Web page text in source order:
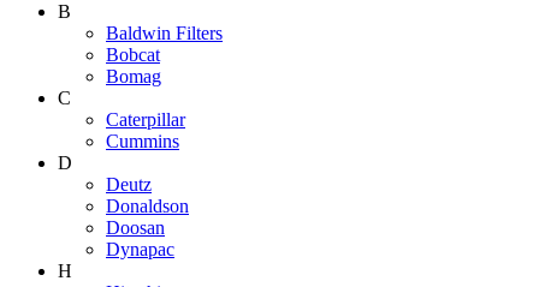
B
Baldwin Filters
Bobcat
Bomag
C
Caterpillar
Cummins
D
Deutz
Donaldson
Doosan
Dynapac
H